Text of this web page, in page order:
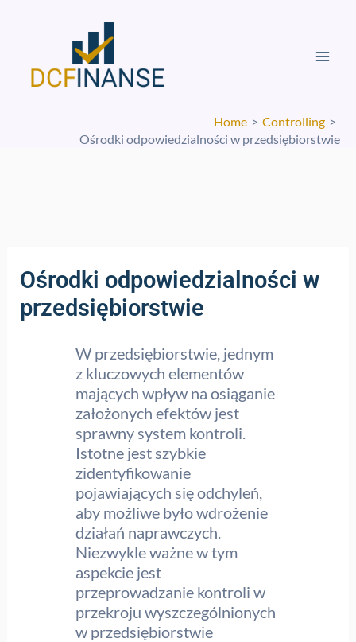
Home
Controlling
Ośrodki odpowiedzialności w przedsiębiorstwie
Ośrodki odpowiedzialności w
przedsiębiorstwie
W przedsiębiorstwie, jednym
z kluczowych elementów
mających wpływ na osiąganie
założonych efektów jest
sprawny system kontroli.
Istotne jest szybkie
zidentyfikowanie
pojawiających się odchyleń,
aby możliwe było wdrożenie
działań naprawczych.
Niezwykle ważne w tym
aspekcie jest
przeprowadzanie kontroli w
przekroju wyszczególnionych
w przedsiębiorstwie